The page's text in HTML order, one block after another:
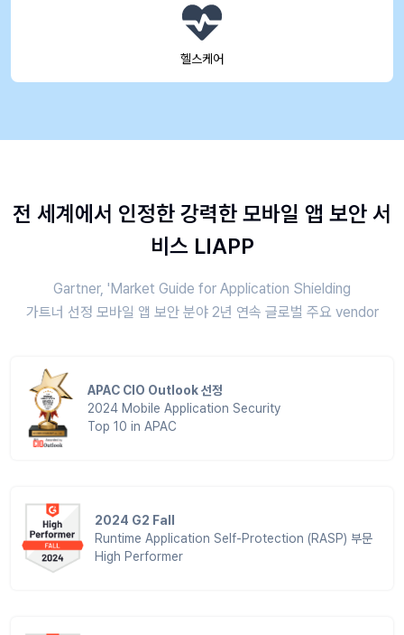
헬스케어
전 세계에서 인정한 강력한 모바일 앱 보안 서
비스 LIAPP
Gartner, 'Market Guide for Application Shielding
가트너 선정 모바일 앱 보안 분야 2년 연속 글로벌 주요 vendor
APAC CIO Outlook 선정
2024 Mobile Application Security
Top 10 in APAC
2024 G2 Fall
Runtime Application Self-Protection (RASP) 부문
High Performer